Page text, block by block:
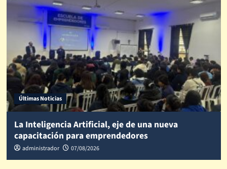
Últimas Noticias
La Inteligencia Artificial, eje de una nueva
capacitación para emprendedores
administrador 07/08/2026